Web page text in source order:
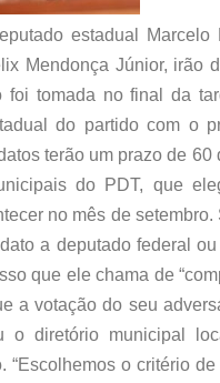
estadual
Mendonça Júnior, irão
foi tomada no final da
do partido com o
terão um prazo de 60
do PDT, que
no mês de setembro.
a deputado federal ou
que ele chama de
a votação do seu
o diretório municipal
“Escolhemos o critério